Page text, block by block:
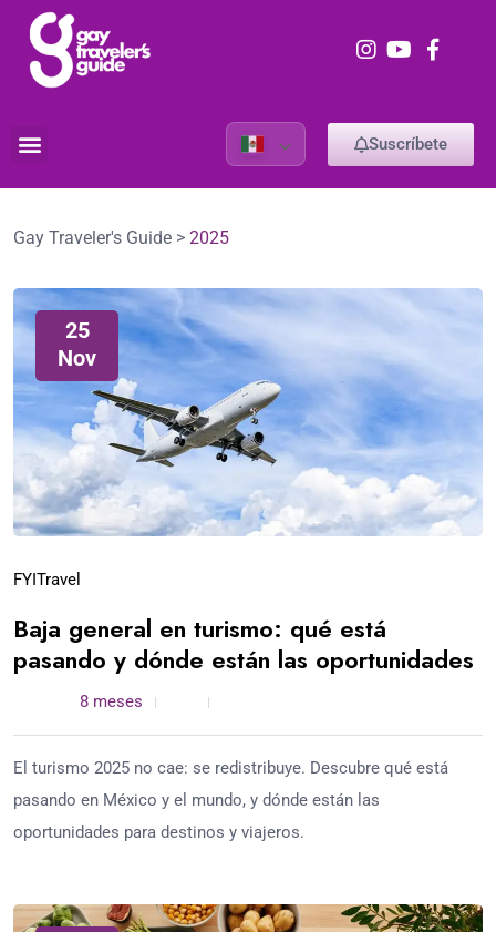
Suscríbete
Gay Traveler's Guide > 2025
25
Nov
FYITravel
Baja general en turismo: qué está
pasando y dónde están las oportunidades
8 meses
El turismo 2025 no cae: se redistribuye. Descubre qué está
pasando en México y el mundo, y dónde están las
oportunidades para destinos y viajeros.